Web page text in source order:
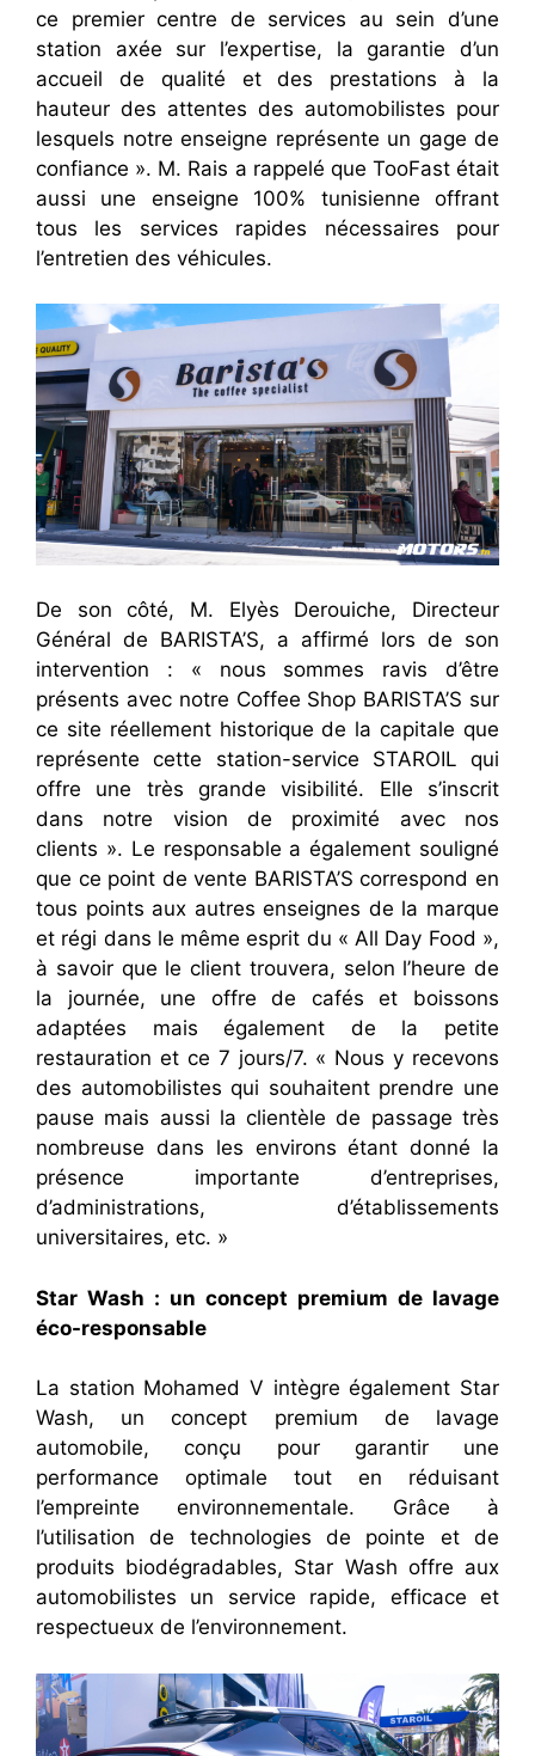
ce premier centre de services au sein d’une
station axée sur l’expertise, la garantie d’un
accueil de qualité et des prestations à la
hauteur des attentes des automobilistes pour
lesquels notre enseigne représente un gage de
confiance ». M. Rais a rappelé que TooFast était
aussi une enseigne 100% tunisienne offrant
tous les services rapides nécessaires pour
l’entretien des véhicules.
De son côté, M. Elyès Derouiche, Directeur
Général de BARISTA’S, a affirmé lors de son
intervention : « nous sommes ravis d’être
présents avec notre Coffee Shop BARISTA’S sur
ce site réellement historique de la capitale que
représente cette station-service STAROIL qui
offre une très grande visibilité. Elle s’inscrit
dans notre vision de proximité avec nos
clients ». Le responsable a également souligné
que ce point de vente BARISTA’S correspond en
tous points aux autres enseignes de la marque
et régi dans le même esprit du « All Day Food »,
à savoir que le client trouvera, selon l’heure de
la journée, une offre de cafés et boissons
adaptées mais également de la petite
restauration et ce 7 jours/7. « Nous y recevons
des automobilistes qui souhaitent prendre une
pause mais aussi la clientèle de passage très
nombreuse dans les environs étant donné la
présence importante d’entreprises,
d’administrations, d’établissements
universitaires, etc. »
Star Wash : un concept premium de lavage
éco-responsable
La station Mohamed V intègre également Star
Wash, un concept premium de lavage
automobile, conçu pour garantir une
performance optimale tout en réduisant
l’empreinte environnementale. Grâce à
l’utilisation de technologies de pointe et de
produits biodégradables, Star Wash offre aux
automobilistes un service rapide, efficace et
respectueux de l’environnement.